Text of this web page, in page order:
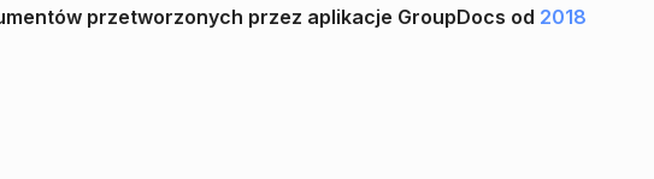
przetworzonych przez aplikacje GroupDocs od 2018